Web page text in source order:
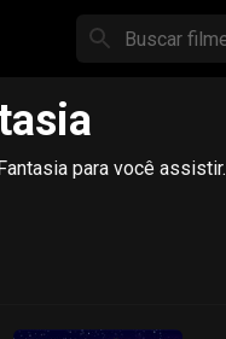
para você assistir.